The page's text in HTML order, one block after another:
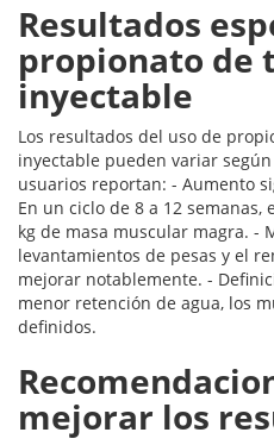
Resultados
propionato de
inyectable
Los resultados del uso de
inyectable pueden variar
usuarios reportan: - Aumento
En un ciclo de 8 a 12
kg de masa muscular magra. -
levantamientos de pesas y el
mejorar notablemente. -
menor retención de agua, los
definidos.
mejorar los